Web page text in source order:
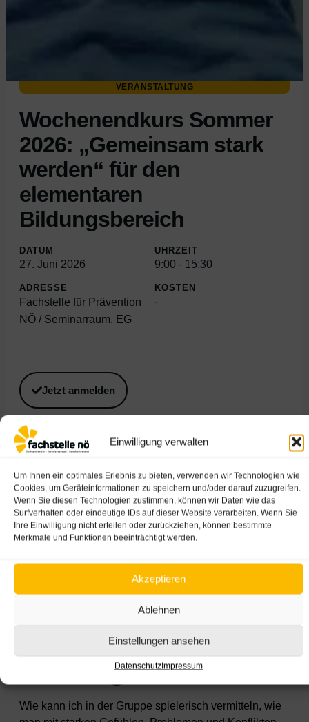
Einwilligung verwalten
Um Ihnen ein optimales Erlebnis zu bieten, verwenden wir Technologien wie
Cookies, um Geräteinformationen zu speichern und/oder darauf zuzugreifen.
Wenn Sie diesen Technologien zustimmen, können wir Daten wie das
Surfverhalten oder eindeutige IDs auf dieser Website verarbeiten. Wenn Sie
Ihre Einwilligung nicht erteilen oder zurückziehen, können bestimmte
Merkmale und Funktionen beeinträchtigt werden.
Akzeptieren
Ablehnen
Einstellungen ansehen
DatenschutzImpressum
VERANSTALTUNG
Wochenendkurs Sommer
2026: „Gemeinsam stark
werden“ für den
elementaren
Bildungsbereich
DATUM
27. Juni 2026
UHRZEIT
9:00 - 15:30
ADRESSE
Fachstelle für Prävention
NÖ / Seminarraum, EG
KOSTEN
-
Jetzt anmelden
gustavofrazao - stock.adobe.com
Wochenendkurs
Sommer 2026:
„Gemeinsam stark
werden“ für den
elementaren
Bildungsbereich
Wie kann ich in der Gruppe spielerisch vermitteln, wie